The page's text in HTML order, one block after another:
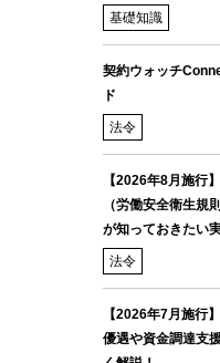
基礎知識
契約ウォッチ
ド
法令
【2026年8月施行
（労働安全衛生規
が知っておきたい
法令
【2026年7月施行
優遇や資金調達支